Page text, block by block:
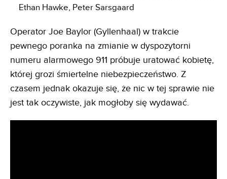
Ethan Hawke, Peter Sarsgaard
Operator Joe Baylor (Gyllenhaal) w trakcie
pewnego poranka na zmianie w dyspozytorni
numeru alarmowego 911 próbuje uratować kobietę,
której grozi śmiertelne niebezpieczeństwo. Z
czasem jednak okazuje się, że nic w tej sprawie nie
jest tak oczywiste, jak mogłoby się wydawać.